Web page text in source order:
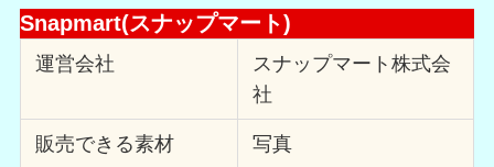
Snapmart(スナップマート)
運営会社
スナップマート株式会
社
販売できる素材 写真